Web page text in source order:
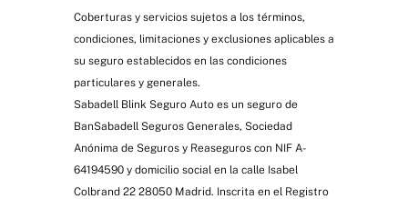
Coberturas y servicios sujetos a los términos,
condiciones, limitaciones y exclusiones aplicables a
su seguro establecidos en las condiciones
particulares y generales.
Sabadell Blink Seguro Auto es un seguro de
BanSabadell Seguros Generales, Sociedad
Anónima de Seguros y Reaseguros con NIF A-
64194590 y domicilio social en la calle Isabel
Colbrand 22 28050 Madrid. Inscrita en el Registro